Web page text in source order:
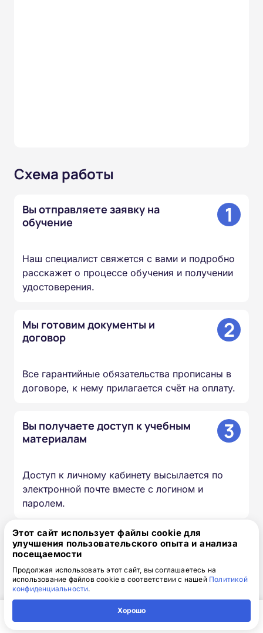
Схема работы
Вы отправляете заявку на
обучение
1
Наш специалист свяжется с вами и подробно
расскажет о процессе обучения и получении
удостоверения.
Мы готовим документы и
договор
2
Все гарантийные обязательства прописаны в
договоре, к нему прилагается счёт на оплату.
Вы получаете доступ к учебным
материалам
3
Доступ к личному кабинету высылается по
электронной почте вместе с логином и
паролем.
Изучаете материалы курса 4
Проходите лекции, изучаете документы и
презентации, сдаёте итоговый тест — в
удобное для вас время и темпе.
Этот сайт использует файлы cookie для
улучшения пользовательского опыта и анализа
посещаемости
Продолжая использовать этот сайт, вы соглашаетесь на
использование файлов cookie в соответствии с нашей Политикой
конфиденциальности.
Хорошо